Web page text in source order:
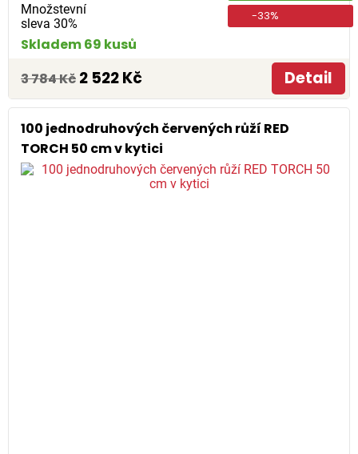
Množstevní
sleva 30%
-33%
Skladem 69 kusů
3 784 Kč 2 522 Kč Detail
100 jednodruhových červených růží RED
TORCH 50 cm v kytici